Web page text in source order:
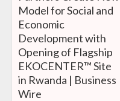
Model for Social and
Economic
Development with
Opening of Flagship
EKOCENTER™ Site
in Rwanda | Business
Wire